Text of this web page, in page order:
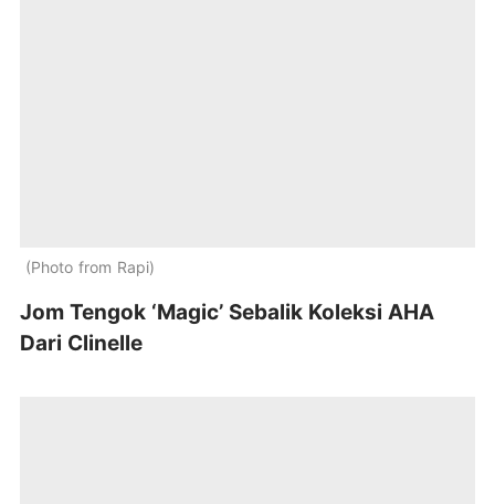
Photo from Rapi
Jom Tengok ‘Magic’ Sebalik Koleksi AHA
Dari Clinelle